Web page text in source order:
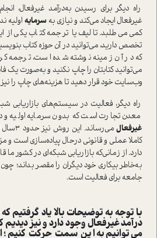
راه دیگر برای رسیدن به‌در‌آمد غیرفعال،
غیرفعال ایجاد می‌کند و نیازی بهسرمایه اولیه
کمی می‌طلبد. تالیف یا ترجمه کتاب یکی از
تخصص دارید، می‌توانید در آن حوزه کتاب
که در آن زمینه نوشته شده ا‌ست، ترجمه
می‌توانید کتابتان را چاپ نکنید و به‌صورت یک
وب‌سایت خود قرار دهید تا هزینه‌های چاپ را
راه دیگر، فعالیت در سیستم‌های
معدن تجارت ا‌ست که بدون سرمایه اولیه
غیرفعال
کاملا عملی و قانونی در‌حال پیاده‌سازی ا‌ست و
دارد. از زمانی‌که بازاریابی شبکه‌ای در کشور
به‌خاطر بیکاری خود دیگران را مقصر بداند؛
جامعه برای فعالیت ا‌ست.
با توجه به توضیحات بالا یاد گرفتیم
در‌آمد غیرفعال وجود دارد و نیز
می‌توانیم به این سمت حرکت